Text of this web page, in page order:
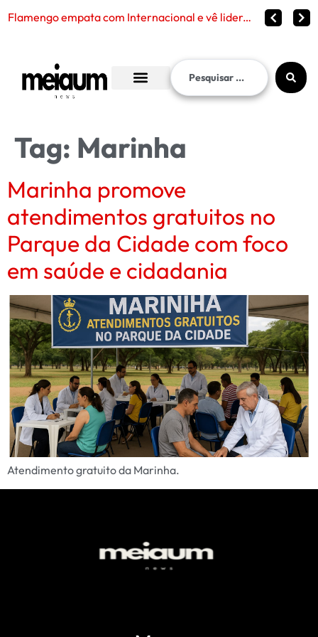
Flamengo empata com Internacional e vê liderança continuar distante no Brasileirão 2026
Tag: Marinha
Marinha promove
atendimentos gratuitos no
Parque da Cidade com foco
em saúde e cidadania
Atendimento gratuito da Marinha.